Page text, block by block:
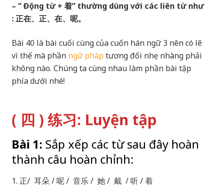
– “ Động từ + 着” thường dùng với các liên từ như
: 正在、正、在、呢。
Bài 40 là bài cuối cùng của cuốn hán ngữ 3 nên có lẽ
vì thế mà phần ngữ pháp tương đối nhẹ nhàng phải
không nào. Chúng ta cùng nhau làm phần bài tập
phía dưới nhé!
( 四 ) 练习: Luyện tập
Bài 1: Sắp xếp các từ sau đây hoàn
thành câu hoàn chỉnh:
1. 正/ 耳朵 / 呢 / 音乐 / 她 / 戴 / 听 / 着